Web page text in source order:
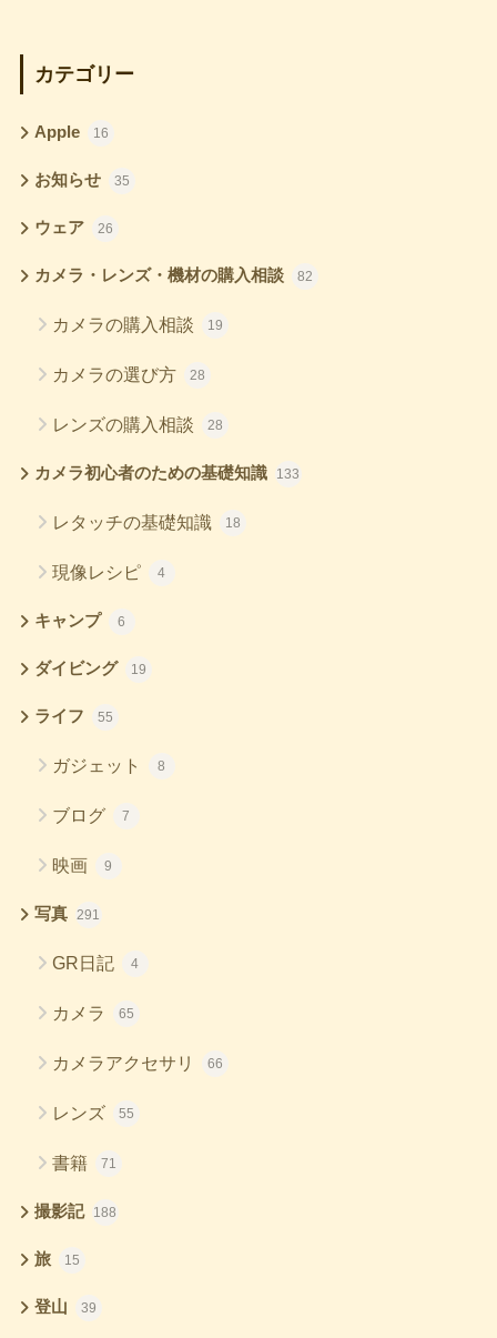
カテゴリー
Apple 16
お知らせ 35
ウェア 26
カメラ・レンズ・機材の購入相談 82
カメラの購入相談 19
カメラの選び方 28
レンズの購入相談 28
カメラ初心者のための基礎知識 133
レタッチの基礎知識 18
現像レシピ 4
キャンプ 6
ダイビング 19
ライフ 55
ガジェット 8
ブログ 7
映画 9
写真 291
GR日記 4
カメラ 65
カメラアクセサリ 66
レンズ 55
書籍 71
撮影記 188
旅 15
登山 39